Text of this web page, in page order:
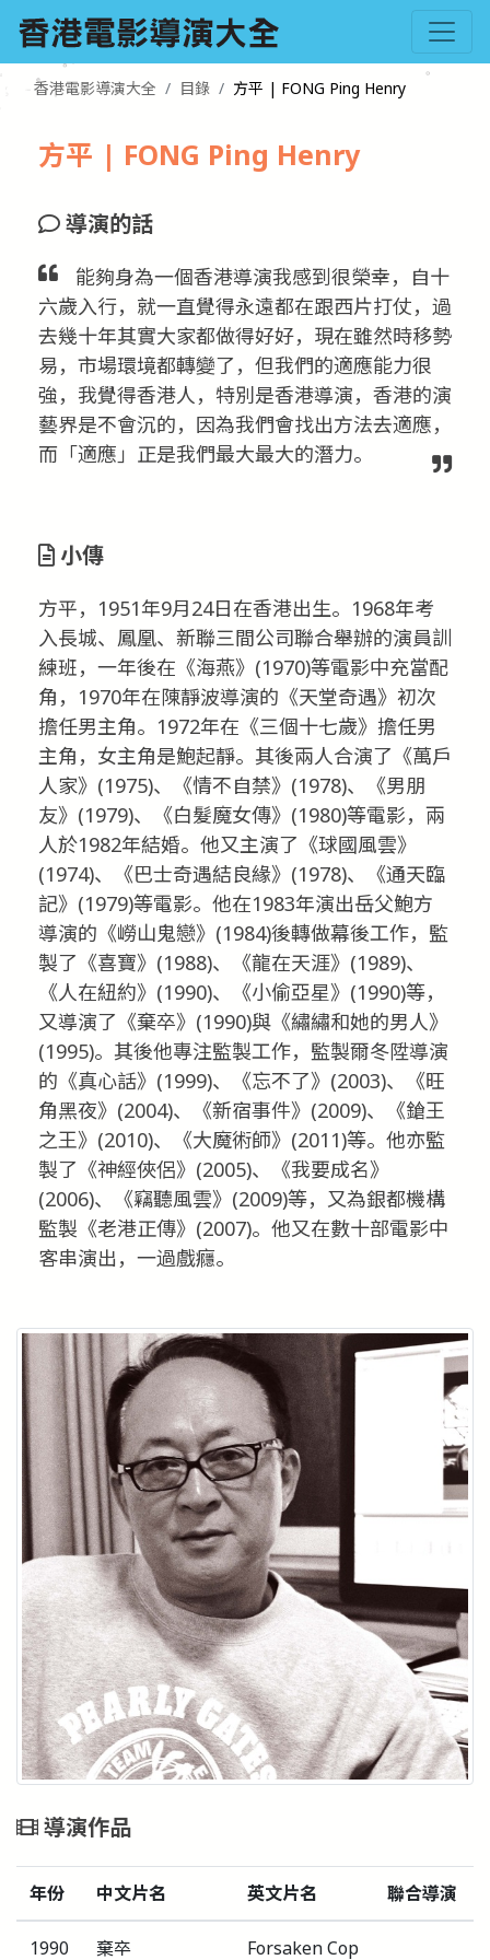
香港電影導演大全 目錄 方平 | FONG Ping Henry
方平 | FONG Ping Henry
導演的話
能夠身為一個香港導演我感到很榮幸，自十
六歲入行，就一直覺得永遠都在跟西片打仗，過
去幾十年其實大家都做得好好，現在雖然時移勢
易，市場環境都轉變了，但我們的適應能力很
強，我覺得香港人，特別是香港導演，香港的演
藝界是不會沉的，因為我們會找出方法去適應，
而「適應」正是我們最大最大的潛力。
小傳
方平，1951年9月24日在香港出生。1968年考
入長城、鳳凰、新聯三間公司聯合舉辦的演員訓
練班，一年後在《海燕》(1970)等電影中充當配
角，1970年在陳靜波導演的《天堂奇遇》初次
擔任男主角。1972年在《三個十七歲》擔任男
主角，女主角是鮑起靜。其後兩人合演了《萬戶
人家》(1975)、《情不自禁》(1978)、《男朋
友》(1979)、《白髮魔女傳》(1980)等電影，兩
人於1982年結婚。他又主演了《球國風雲》
(1974)、《巴士奇遇結良緣》(1978)、《通天臨
記》(1979)等電影。他在1983年演出岳父鮑方
導演的《嶗山鬼戀》(1984)後轉做幕後工作，監
製了《喜寶》(1988)、《龍在天涯》(1989)、
《人在紐約》(1990)、《小偷亞星》(1990)等，
又導演了《棄卒》(1990)與《繡繡和她的男人》
(1995)。其後他專注監製工作，監製爾冬陞導演
的《真心話》(1999)、《忘不了》(2003)、《旺
角黑夜》(2004)、《新宿事件》(2009)、《鎗王
之王》(2010)、《大魔術師》(2011)等。他亦監
製了《神經俠侶》(2005)、《我要成名》
(2006)、《竊聽風雲》(2009)等，又為銀都機構
監製《老港正傳》(2007)。他又在數十部電影中
客串演出，一過戲癮。
導演作品
年份 中文片名 英文片名 聯合導演
1990 棄卒 Forsaken Cop